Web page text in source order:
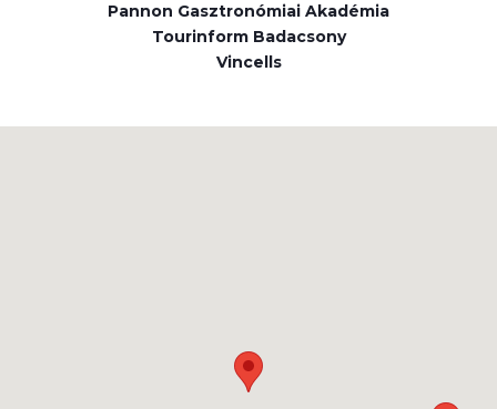
Pannon Gasztronómiai Akadémia
Tourinform Badacsony
Vincells